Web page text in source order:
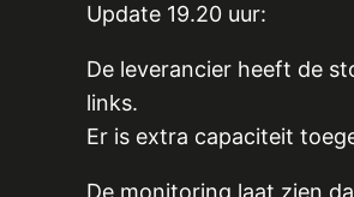
Update 19.20 uur:
De leverancier heeft de
links.
Er is extra capaciteit